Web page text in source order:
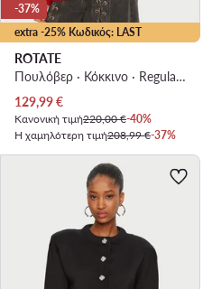
extra -25% Κωδικός: LAST
-37%
ROTATE
Πουλόβερ · Κόκκινο · Regular Fit
Τρέχουσα τιμή
129,99€
Κανονική τιμή220,00 €-40%
Η χαμηλότερη τιμή208,99 €-37%